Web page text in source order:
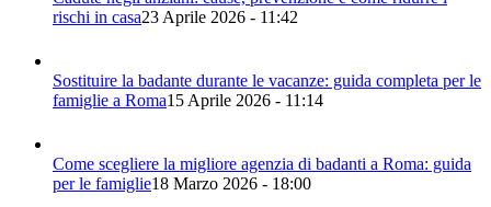
rischi in casa23 Aprile 2026 - 11:42
Sostituire la badante durante le vacanze: guida completa per le
famiglie a Roma15 Aprile 2026 - 11:14
Come scegliere la migliore agenzia di badanti a Roma: guida
per le famiglie18 Marzo 2026 - 18:00